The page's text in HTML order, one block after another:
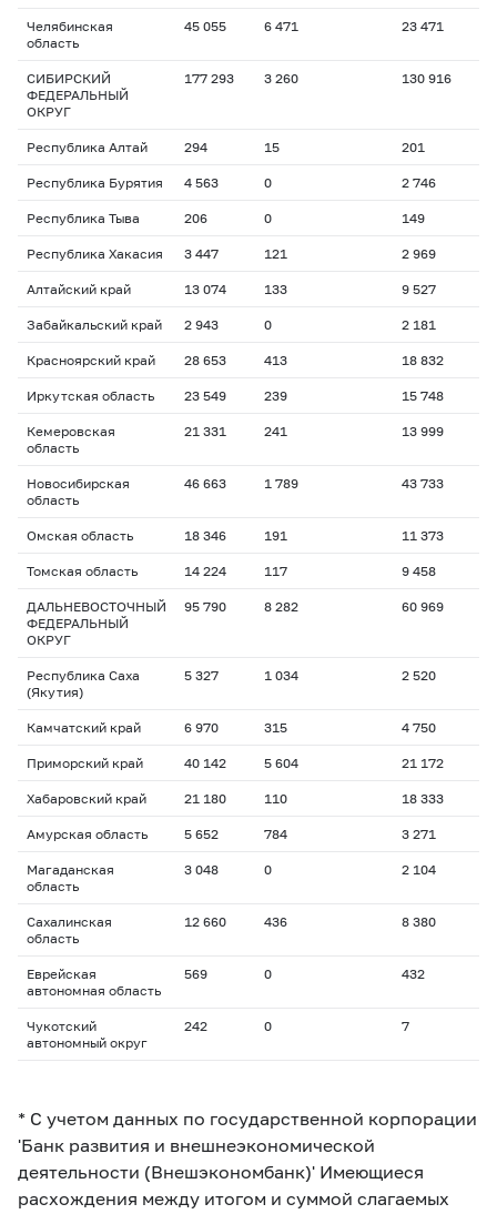
Челябинская
область
45 055 6 471 23 471
СИБИРСКИЙ
ФЕДЕРАЛЬНЫЙ
ОКРУГ
177 293 3 260 130 916
Республика Алтай 294 15 201
Республика Бурятия 4 563 0 2 746
Республика Тыва 206 0 149
Республика Хакасия 3 447 121 2 969
Алтайский край 13 074 133 9 527
Забайкальский край 2 943 0 2 181
Красноярский край 28 653 413 18 832
Иркутская область 23 549 239 15 748
Кемеровская
область
21 331 241 13 999
Новосибирская
область
46 663 1 789 43 733
Омская область 18 346 191 11 373
Томская область 14 224 117 9 458
ДАЛЬНЕВОСТОЧНЫЙ
ФЕДЕРАЛЬНЫЙ
ОКРУГ
95 790 8 282 60 969
Республика Саха
(Якутия)
5 327 1 034 2 520
Камчатский край 6 970 315 4 750
Приморский край 40 142 5 604 21 172
Хабаровский край 21 180 110 18 333
Амурская область 5 652 784 3 271
Магаданская
область
3 048 0 2 104
Сахалинская
область
12 660 436 8 380
Еврейская
автономная область
569 0 432
Чукотский
автономный округ
242 0 7
* С учетом данных по государственной корпорации
'Банк развития и внешнеэкономической
деятельности (Внешэкономбанк)' Имеющиеся
расхождения между итогом и суммой слагаемых